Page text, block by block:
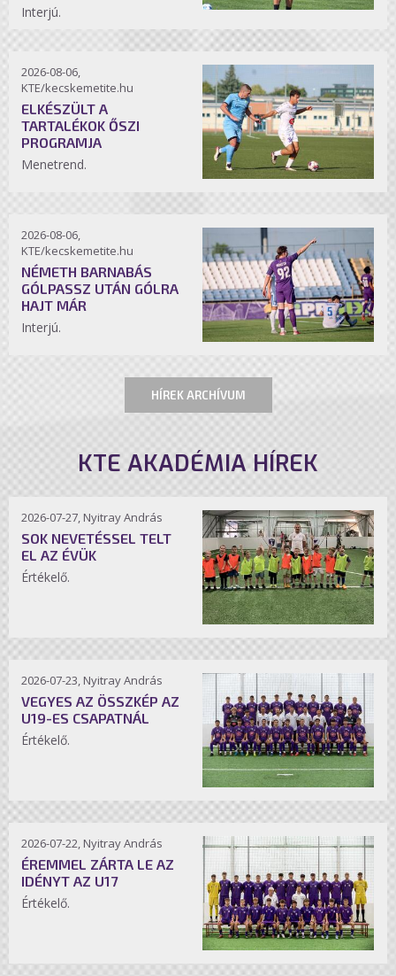
Interjú.
2026-08-06,
KTE/kecskemetite.hu
ELKÉSZÜLT A
TARTALÉKOK ŐSZI
PROGRAMJA
Menetrend.
2026-08-06,
KTE/kecskemetite.hu
NÉMETH BARNABÁS
GÓLPASSZ UTÁN GÓLRA
HAJT MÁR
Interjú.
HÍREK ARCHÍVUM
KTE AKADÉMIA HÍREK
2026-07-27, Nyitray András
SOK NEVETÉSSEL TELT
EL AZ ÉVÜK
Értékelő.
2026-07-23, Nyitray András
VEGYES AZ ÖSSZKÉP AZ
U19-ES CSAPATNÁL
Értékelő.
2026-07-22, Nyitray András
ÉREMMEL ZÁRTA LE AZ
IDÉNYT AZ U17
Értékelő.